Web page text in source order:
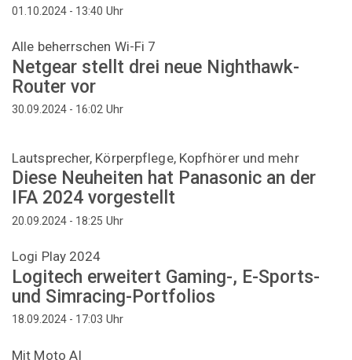
01.10.2024 - 13:40 Uhr
Alle beherrschen Wi-Fi 7
Netgear stellt drei neue Nighthawk-
Router vor
30.09.2024 - 16:02 Uhr
Lautsprecher, Körperpflege, Kopfhörer und mehr
Diese Neuheiten hat Panasonic an der
IFA 2024 vorgestellt
20.09.2024 - 18:25 Uhr
Logi Play 2024
Logitech erweitert Gaming-, E-Sports-
und Simracing-Portfolios
18.09.2024 - 17:03 Uhr
Mit Moto AI